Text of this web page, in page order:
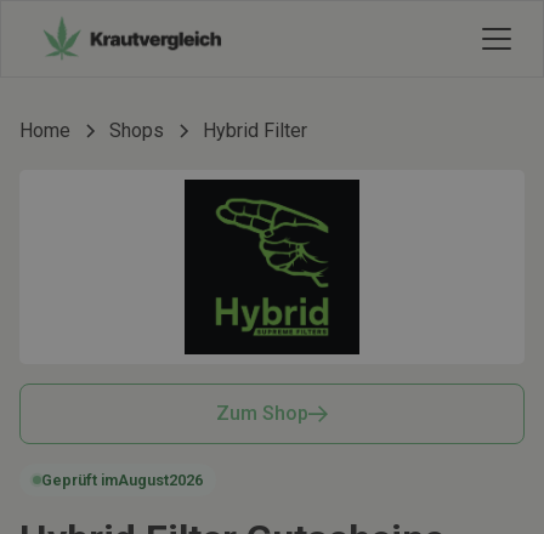
Home Shops Hybrid Filter
Zum Shop
Geprüft imAugust2026